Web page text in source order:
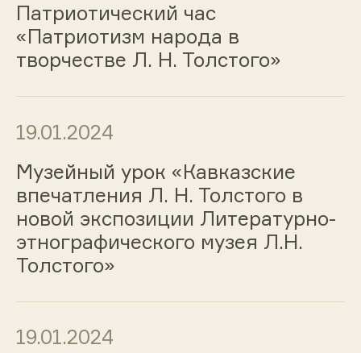
Патриотический час
«Патриотизм народа в
творчестве Л. Н. Толстого»
19.01.2024
Музейный урок «Кавказские
впечатления Л. Н. Толстого в
новой экспозиции Литературно-
этнографического музея Л.Н.
Толстого»
19.01.2024